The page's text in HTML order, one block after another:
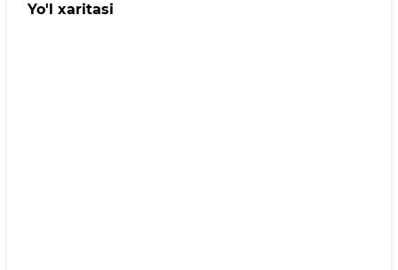
Yo'l xaritasi